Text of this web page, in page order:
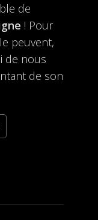
de
! Pour
peuvent,
de nous
de son